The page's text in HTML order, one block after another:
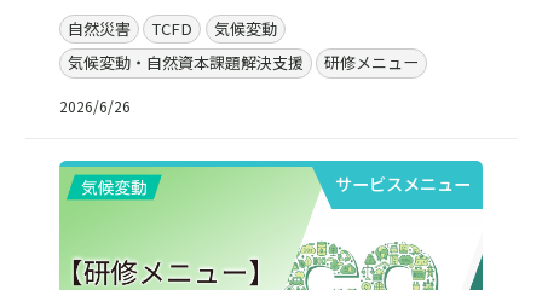
自然災害 TCFD
気候変動
気候変動・自然資本課題解決支援
研修メニュー
2026/6/26
サービスメニュー